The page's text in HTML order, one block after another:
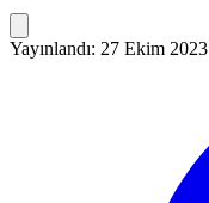
Yayınlandı: 27 Ekim 2023